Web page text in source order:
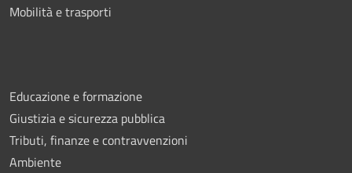
Mobilità e trasporti
Educazione e formazione
Giustizia e sicurezza pubblica
Tributi, finanze e contravvenzioni
Ambiente